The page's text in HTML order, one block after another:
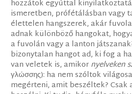
hozzátok egyúttal
ismeretben, prófétálásban vagy
élettelen hangszerek, akár
adnak különböző hangokat,
a fuvolán vagy a lanton
bizonytalan hangot ad, ki fog a
van veletek is, amikornyelveken
γλώσσης): ha nem szóltok
megérteni, amit beszéltek?